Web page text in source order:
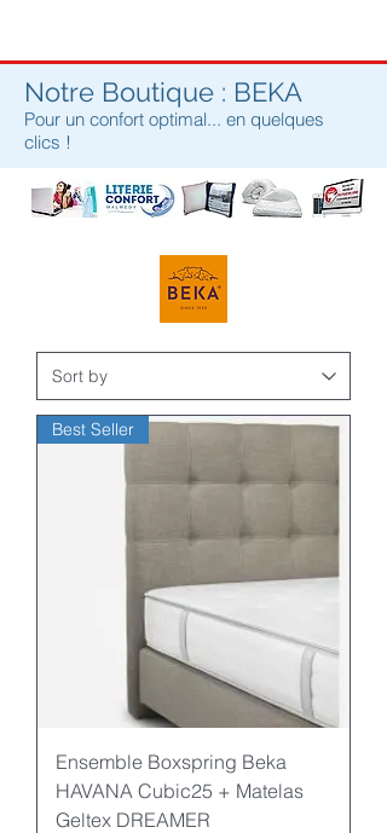
Notre Boutique : BEKA
Pour un confort optimal... en quelques
clics !
Best Seller
Ensemble Boxspring Beka
HAVANA Cubic25 + Matelas
Geltex DREAMER